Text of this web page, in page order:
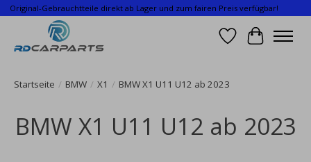
Original-Gebrauchtteile direkt ab Lager und zum fairen Preis verfügbar!
Wunschzettel
Ihr
Startseite / BMW / X1 / BMW X1 U11 U12 ab 2023
BMW X1 U11 U12 ab 2023